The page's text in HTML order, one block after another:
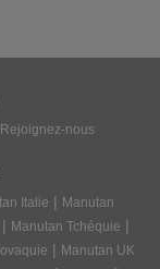
Rejoignez-nous
Italie | Manutan
| Manutan Tchéquie |
| Manutan UK